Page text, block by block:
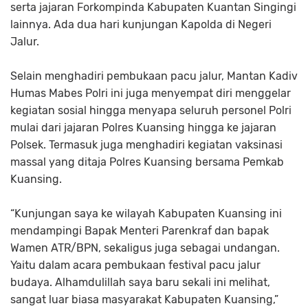
serta jajaran Forkompinda Kabupaten Kuantan Singingi
lainnya. Ada dua hari kunjungan Kapolda di Negeri
Jalur.
Selain menghadiri pembukaan pacu jalur, Mantan Kadiv
Humas Mabes Polri ini juga menyempat diri menggelar
kegiatan sosial hingga menyapa seluruh personel Polri
mulai dari jajaran Polres Kuansing hingga ke jajaran
Polsek. Termasuk juga menghadiri kegiatan vaksinasi
massal yang ditaja Polres Kuansing bersama Pemkab
Kuansing.
“Kunjungan saya ke wilayah Kabupaten Kuansing ini
mendampingi Bapak Menteri Parenkraf dan bapak
Wamen ATR/BPN, sekaligus juga sebagai undangan.
Yaitu dalam acara pembukaan festival pacu jalur
budaya. Alhamdulillah saya baru sekali ini melihat,
sangat luar biasa masyarakat Kabupaten Kuansing,”